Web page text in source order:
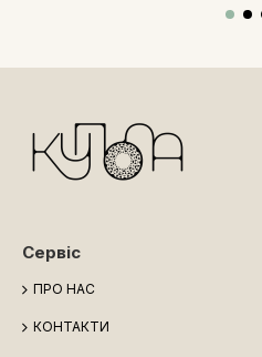
Сервіс
ПРО НАС
КОНТАКТИ